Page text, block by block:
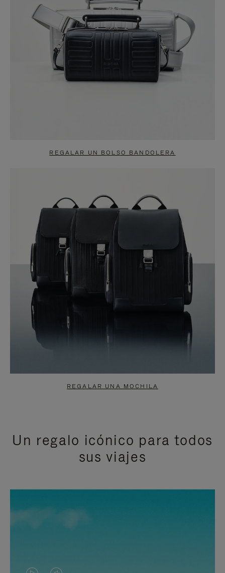
REGALAR UN BOLSO BANDOLERA
REGALAR UNA MOCHILA
Un regalo icónico para todos
sus viajes